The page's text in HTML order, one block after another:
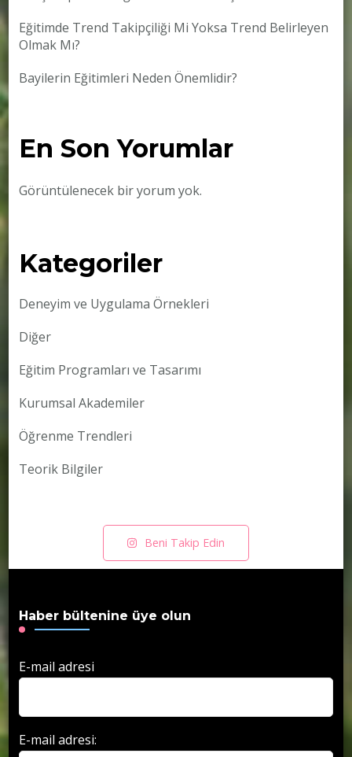
Eğitimde Trend Takipçiliği Mi Yoksa Trend Belirleyen
Olmak Mı?
Bayilerin Eğitimleri Neden Önemlidir?
En Son Yorumlar
Görüntülenecek bir yorum yok.
Kategoriler
Deneyim ve Uygulama Örnekleri
Diğer
Eğitim Programları ve Tasarımı
Kurumsal Akademiler
Öğrenme Trendleri
Teorik Bilgiler
Beni Takip Edin
Haber bültenine üye olun
E-mail adresi
E-mail adresi: